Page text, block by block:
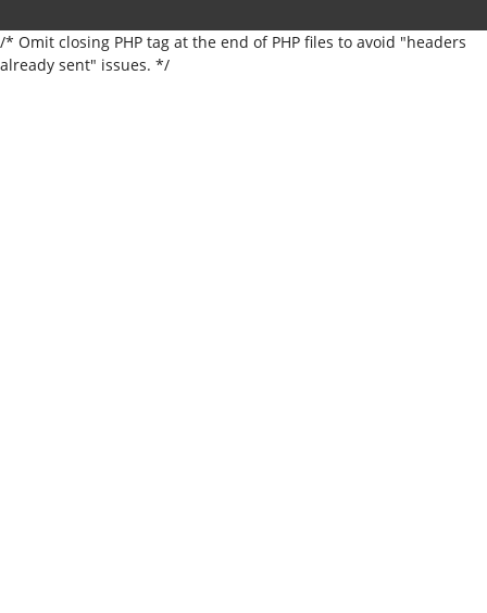
/* Omit closing PHP tag at the end of PHP files to avoid "headers
already sent" issues. */